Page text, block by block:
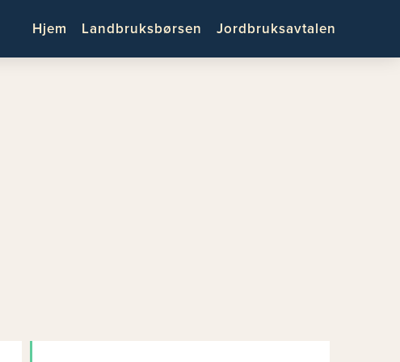
Hjem Landbruksbørsen Jordbruksavtalen